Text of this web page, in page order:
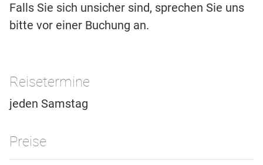
Falls Sie sich unsicher sind, sprechen Sie uns
bitte vor einer Buchung an.
Reisetermine
jeden Samstag
Preise